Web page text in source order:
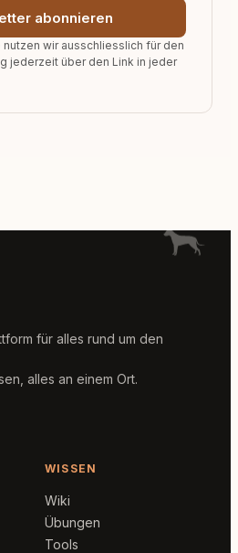
abonnieren
wir ausschliesslich für den
jederzeit über den Link in jeder
für alles rund um den
alles an einem Ort.
WISSEN
Wiki
Übungen
Tools